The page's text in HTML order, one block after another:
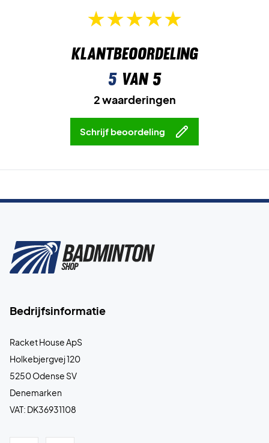
Klantbeoordeling
5van 5
2 waarderingen
Schrijf beoordeling
Bedrijfsinformatie
Racket House ApS
Holkebjergvej 120
5250 Odense SV
Denemarken
VAT: DK36931108